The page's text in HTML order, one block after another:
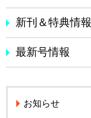
新刊＆特典情報
最新号情報
お知らせ